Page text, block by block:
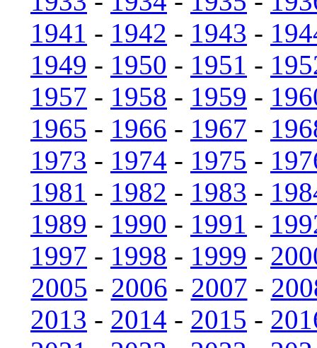
1941 - 1942 - 1943 -
1949 - 1950 - 1951 -
1957 - 1958 - 1959 -
1965 - 1966 - 1967 -
1973 - 1974 - 1975 -
1981 - 1982 - 1983 -
1989 - 1990 - 1991 -
1997 - 1998 - 1999 -
2005 - 2006 - 2007 -
2013 - 2014 - 2015 -